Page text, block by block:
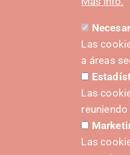
Las
a áreas
Las
Las